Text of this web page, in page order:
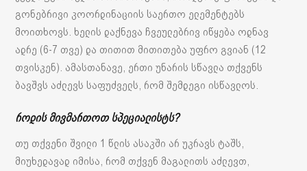
გონებრივი კოორდინაციის საერთო ელემენტებს
მოითხოვს. ხელის დაქნევა ჩვეულებრივ იწყება ოდნავ
ადრე (6-7 თვე) და თითით მითითება უფრო გვიან (12
თვისკენ). ამასთანავე, ერთი უნარის სწავლა თქვენს
ბავშვს აძლევს საფუძველს, რომ შემდეგი ისწავლოს.
როდის მივმართოთ სპეციალისტს?
თუ თქვენი შვილი 1 წლის ასაკში არ უკრავს ტაშს,
მიუხედავად იმისა, რომ თქვენ მაგალითს აძლევთ,